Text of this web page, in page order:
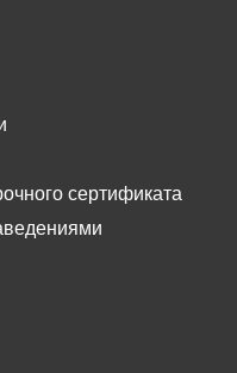
сертификата